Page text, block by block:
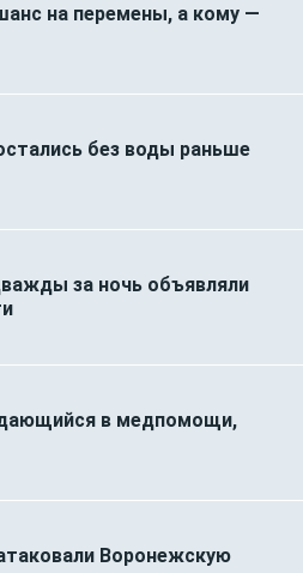
на перемены, а кому —
без воды раньше
за ночь объявляли
в медпомощи,
Воронежскую